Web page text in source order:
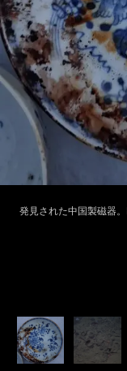
発見された中国製磁器